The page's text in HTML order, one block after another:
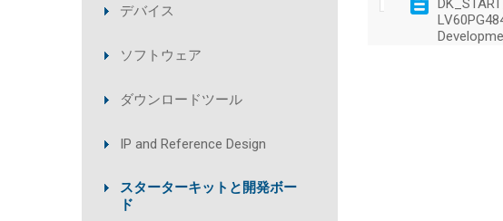
デバイス
ソフトウェア
ダウンロードツール
IP and Reference Design
スターターキットと開発ボー
ド